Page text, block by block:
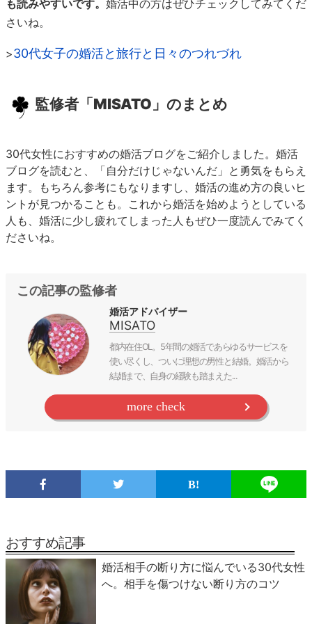
も読みやすいです。 婚活中の方はぜひチェックしてみてくだ
さいね。
>30代女子の婚活と旅行と日々のつれづれ
監修者「MISATO」のまとめ
30代女性におすすめの婚活ブログをご紹介しました。婚活
ブログを読むと、「自分だけじゃないんだ」と勇気をもらえ
ます。もちろん参考にもなりますし、婚活の進め方の良いヒ
ントが見つかることも。これから婚活を始めようとしている
人も、婚活に少し疲れてしまった人もぜひ一度読んでみてく
ださいね。
この記事の監修者
婚活アドバイザー
MISATO
都内在住OL。5年間の婚活であらゆるサービスを
使い尽くし、ついに理想の男性と結婚。婚活から
結婚まで、自身の経験も踏まえた...
more check
おすすめ記事
婚活相手の断り方に悩んでいる30代女性
へ。相手を傷つけない断り方のコツ